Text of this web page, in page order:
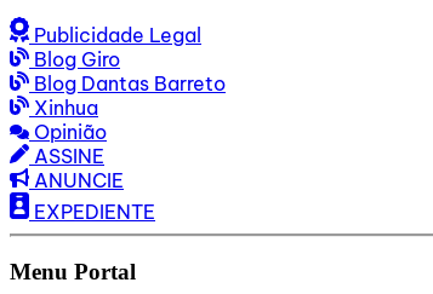
Publicidade Legal
Blog Giro
Blog Dantas Barreto
Xinhua
Opinião
ASSINE
ANUNCIE
EXPEDIENTE
Menu Portal